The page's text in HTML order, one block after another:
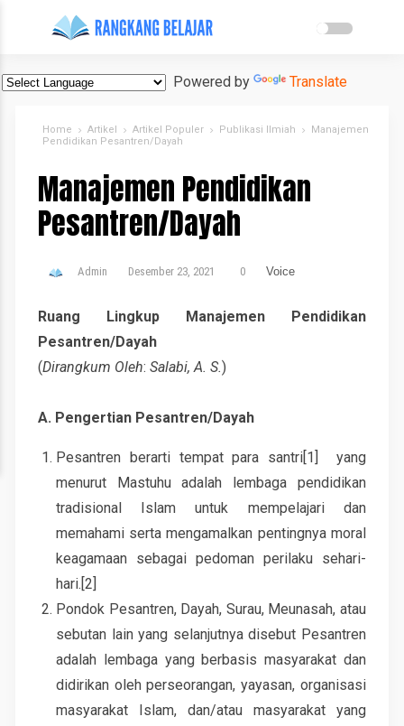
Powered by Translate
Home Artikel Artikel Populer Publikasi Ilmiah
Manajemen
Pendidikan Pesantren/Dayah
Manajemen Pendidikan
Pesantren/Dayah
Admin Desember 23, 2021 0 Voice
Ruang Lingkup Manajemen Pendidikan
Pesantren/Dayah
(Dirangkum Oleh:Salabi, A. S.)
A. Pengertian Pesantren/Dayah
Pesantren berarti tempat para santri[1] yang
menurut Mastuhu adalah lembaga pendidikan
tradisional Islam untuk mempelajari dan
memahami serta mengamalkan pentingnya moral
keagamaan sebagai pedoman perilaku sehari-
hari.[2]
Pondok Pesantren, Dayah, Surau, Meunasah, atau
sebutan lain yang selanjutnya disebut Pesantren
adalah lembaga yang berbasis masyarakat dan
didirikan oleh perseorangan, yayasan, organisasi
masyarakat Islam, dan/atau masyarakat yang